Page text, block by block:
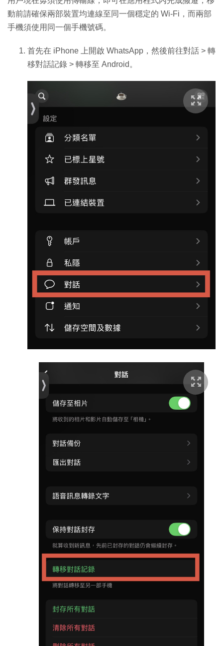
動前請確保兩部裝置均連線至同一個穩定的 Wi-Fi，而兩部
手機須使用同一個手機號碼。
首先在 iPhone 上開啟 WhatsApp，然後前往對話 > 轉
移對話記錄 > 轉移至 Android。